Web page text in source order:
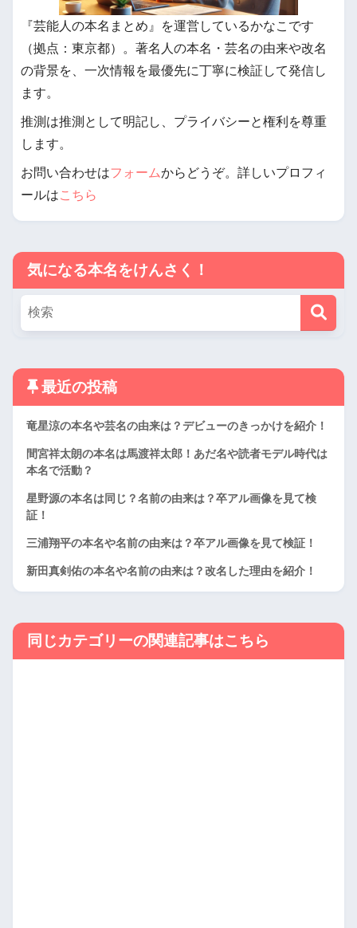
『芸能人の本名まとめ』を運営しているかなこです
（拠点：東京都）。著名人の本名・芸名の由来や改名
の背景を、一次情報を最優先に丁寧に検証して発信し
ます。
推測は推測として明記し、プライバシーと権利を尊重
します。
お問い合わせはフォームからどうぞ。詳しいプロフィ
ールはこちら
気になる本名をけんさく！
最近の投稿
竜星涼の本名や芸名の由来は？デビューのきっかけを紹介！
間宮祥太朗の本名は馬渡祥太郎！あだ名や読者モデル時代は
本名で活動？
星野源の本名は同じ？名前の由来は？卒アル画像を見て検
証！
三浦翔平の本名や名前の由来は？卒アル画像を見て検証！
新田真剣佑の本名や名前の由来は？改名した理由を紹介！
同じカテゴリーの関連記事はこちら